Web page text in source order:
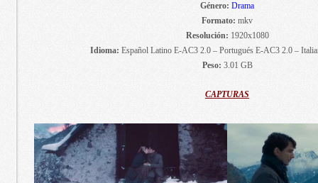
Género: Drama
Formato: mkv
Resolución: 1920x1080
Idioma: Español Latino E-AC3 2.0 – Portugués E-AC3 2.0 –
Peso: 3.01 GB
CAPTURAS